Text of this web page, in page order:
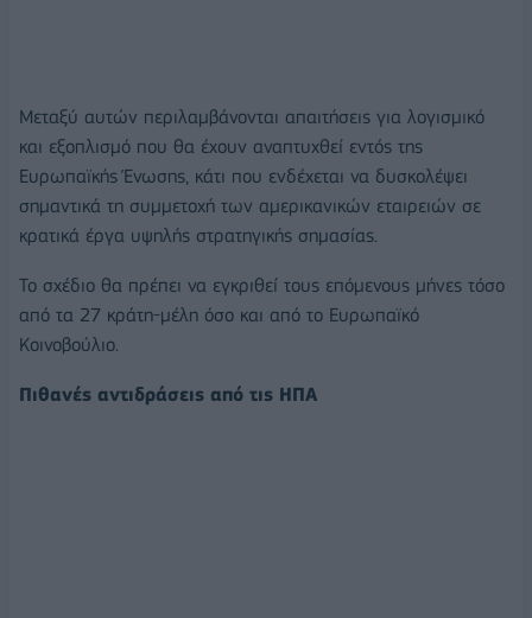
Μεταξύ αυτών περιλαμβάνονται απαιτήσεις για λογισμικό
και εξοπλισμό που θα έχουν αναπτυχθεί εντός της
Ευρωπαϊκής Ένωσης, κάτι που ενδέχεται να δυσκολέψει
σημαντικά τη συμμετοχή των αμερικανικών εταιρειών σε
κρατικά έργα υψηλής στρατηγικής σημασίας.
Το σχέδιο θα πρέπει να εγκριθεί τους επόμενους μήνες τόσο
από τα 27 κράτη-μέλη όσο και από το Ευρωπαϊκό
Κοινοβούλιο.
Πιθανές αντιδράσεις από τις ΗΠΑ